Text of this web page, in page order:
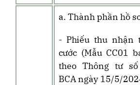
a. Thành phần hồ
- Phiếu thu nhận
cước (Mẫu CC01
theo Thông tư
BCA ngày 15/5/